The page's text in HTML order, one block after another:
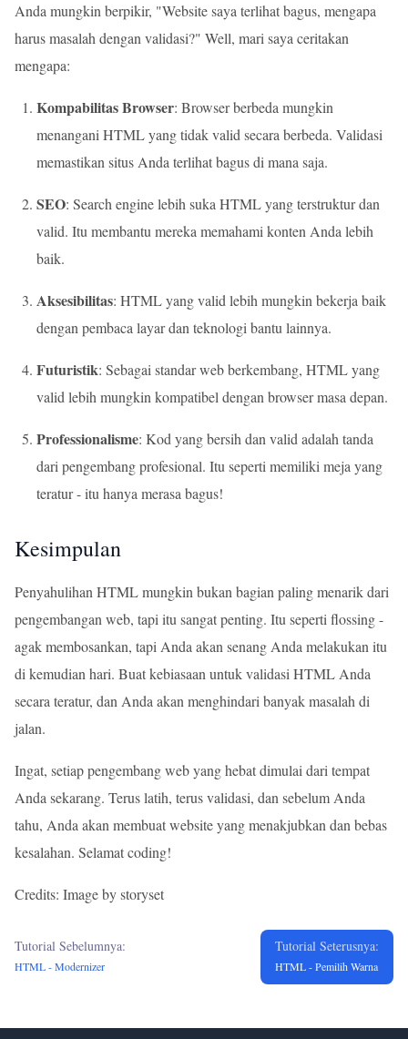
Anda mungkin berpikir, "Website saya terlihat bagus, mengapa
harus masalah dengan validasi?" Well, mari saya ceritakan
mengapa:
Kompabilitas Browser: Browser berbeda mungkin
menangani HTML yang tidak valid secara berbeda. Validasi
memastikan situs Anda terlihat bagus di mana saja.
SEO: Search engine lebih suka HTML yang terstruktur dan
valid. Itu membantu mereka memahami konten Anda lebih
baik.
Aksesibilitas: HTML yang valid lebih mungkin bekerja baik
dengan pembaca layar dan teknologi bantu lainnya.
Futuristik: Sebagai standar web berkembang, HTML yang
valid lebih mungkin kompatibel dengan browser masa depan.
Professionalisme: Kod yang bersih dan valid adalah tanda
dari pengembang profesional. Itu seperti memiliki meja yang
teratur - itu hanya merasa bagus!
Kesimpulan
Penyahulihan HTML mungkin bukan bagian paling menarik dari
pengembangan web, tapi itu sangat penting. Itu seperti flossing -
agak membosankan, tapi Anda akan senang Anda melakukan itu
di kemudian hari. Buat kebiasaan untuk validasi HTML Anda
secara teratur, dan Anda akan menghindari banyak masalah di
jalan.
Ingat, setiap pengembang web yang hebat dimulai dari tempat
Anda sekarang. Terus latih, terus validasi, dan sebelum Anda
tahu, Anda akan membuat website yang menakjubkan dan bebas
kesalahan. Selamat coding!
Credits: Image by storyset
Tutorial Sebelumnya:
HTML - Modernizer
Tutorial Seterusnya:
HTML - Pemilih Warna